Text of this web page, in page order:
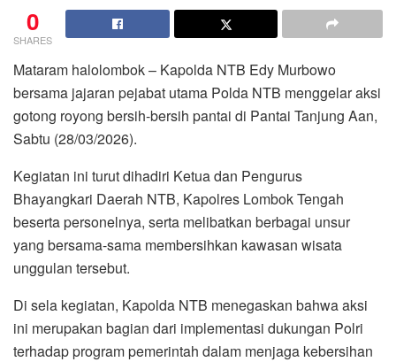
0
SHARES
Mataram halolombok – Kapolda NTB Edy Murbowo
bersama jajaran pejabat utama Polda NTB menggelar aksi
gotong royong bersih-bersih pantai di Pantai Tanjung Aan,
Sabtu (28/03/2026).
Kegiatan ini turut dihadiri Ketua dan Pengurus
Bhayangkari Daerah NTB, Kapolres Lombok Tengah
beserta personelnya, serta melibatkan berbagai unsur
yang bersama-sama membersihkan kawasan wisata
unggulan tersebut.
Di sela kegiatan, Kapolda NTB menegaskan bahwa aksi
ini merupakan bagian dari implementasi dukungan Polri
terhadap program pemerintah dalam menjaga kebersihan